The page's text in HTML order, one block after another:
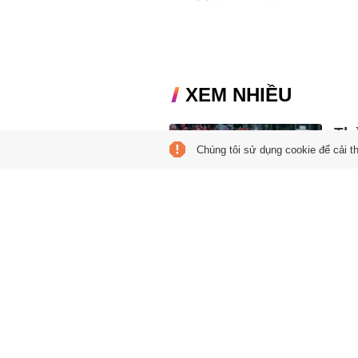
XEM NHIỀU
Chúng tôi sử dụng cookie để cải